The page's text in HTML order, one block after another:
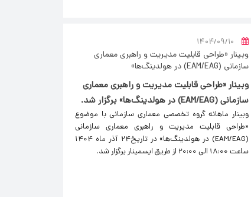
۱۴۰۴/۰۹/۱۰
وبینار «طراحی قابلیت مدیریت و راهبری معماری
سازمانی (EAM/EAG) در هولدینگ‌ها»
وبینار «طراحی قابلیت مدیریت و راهبری معماری
سازمانی (EAM/EAG) در هولدینگ‌ها» برگزار شد.
وبینار ماهانه گروه تخصصی معماری سازمانی با موضوع
«طراحی قابلیت مدیریت و راهبری معماری سازمانی
(EAM/EAG) در هولدینگ‌ها» در تاریخ24 آذر ماه 1404
ساعت 18:00 الی 20:00 از طریق ایسمینار برگزار شد.